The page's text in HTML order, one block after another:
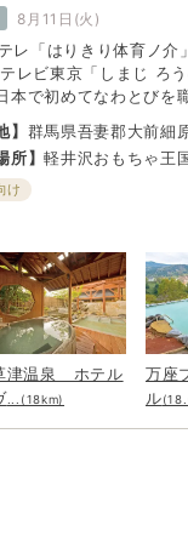
スショー&なわと
8月11日(火)
レ「はりきり体育ノ介
レビ東京「しまじ ろ
本で初めてなわとびを
プレーヤー 生山ヒジキ
ーム「なわとび小助」
ショーと、なわとび教
、物珍しいなわとびの
】 群馬県吾妻郡大前細
所】軽井沢おもちゃ王
け
津温泉 ホテル
...(18km)
万座
ル